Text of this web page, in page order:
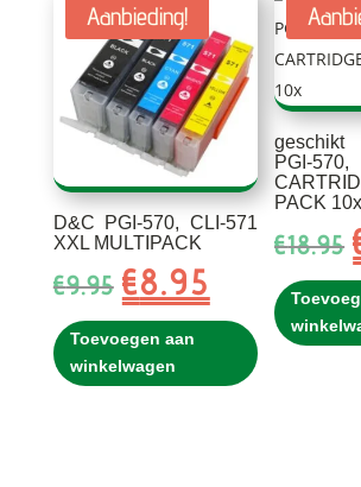
Aanbieding!
D&C PGI-570, CLI-571
XXL MULTIPACK
€9.95 Oorspronkelijke
prijs
was:
€9.95.
€8.95 Huidige
prijs
€8.95.
Toevoegen aan
winkelwagen
PGI-
PACK 10x
€18.95